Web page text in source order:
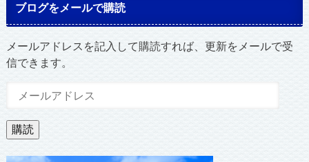
ブログをメールで購読
メールアドレスを記入して購読すれば、更新をメールで受
信できます。
ル
ア
ド
購読